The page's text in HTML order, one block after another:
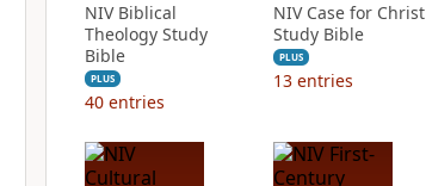
NIV Biblical
Theology Study
Bible
PLUS
40 entries
NIV Case for Christ
Study Bible
PLUS
13 entries